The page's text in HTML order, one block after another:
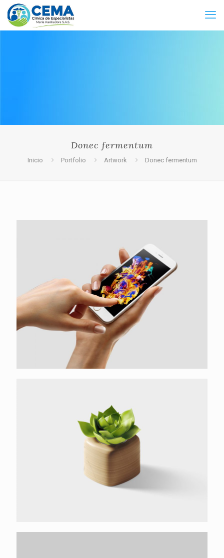
Donec fermentum
Inicio Portfolio Artwork Donec fermentum